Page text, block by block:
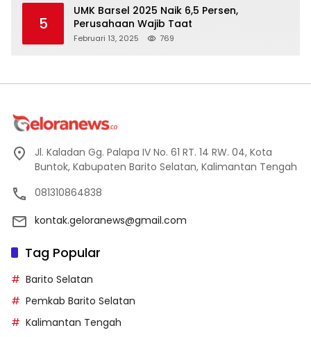
5
UMK Barsel 2025 Naik 6,5 Persen,
Perusahaan Wajib Taat
Februari 13, 2025 769
Jl. Kaladan Gg. Palapa IV No. 61 RT. 14 RW. 04, Kota
Buntok, Kabupaten Barito Selatan, Kalimantan Tengah
081310864838
kontak.geloranews@gmail.com
Tag Popular
Barito Selatan
Pemkab Barito Selatan
Kalimantan Tengah